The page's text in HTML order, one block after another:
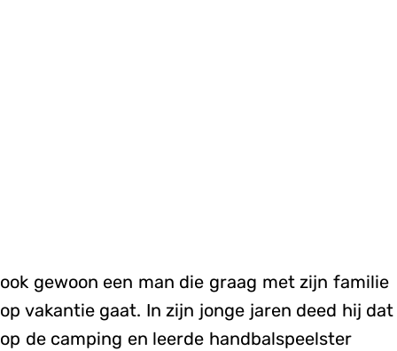
ook gewoon een man die graag met zijn familie
op vakantie gaat. In zijn jonge jaren deed hij dat
op de camping en leerde handbalspeelster